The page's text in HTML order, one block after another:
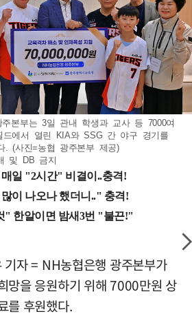
주본부는 3일 관내 학생과 교사 등 7000여
드에서 열린 KIA와 SSG 간 야구 경기를
. (사진=농협 광주본부 제공)
및 DB 금지
기자 = NH농협은행 광주본부가
망을 응원하기 위해 7000만원 상
를 후원했다.